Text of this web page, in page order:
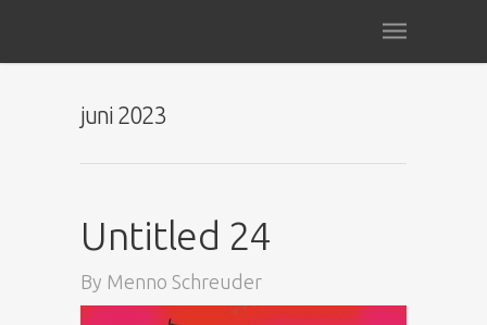
juni 2023
Untitled 24
By Menno Schreuder